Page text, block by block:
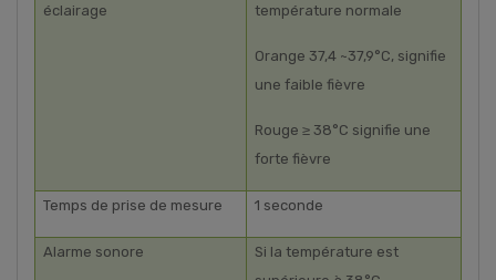
éclairage
température normale
Orange 37,4 ~37,9°C, signifie
une faible fièvre
Rouge ≥ 38°C signifie une
forte fièvre
Temps de prise de mesure 1 seconde
Alarme sonore
Si la température est